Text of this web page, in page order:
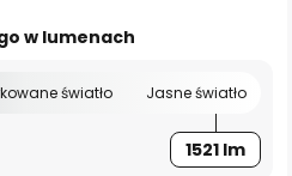
w lumenach
światło Jasne światło
1521 lm